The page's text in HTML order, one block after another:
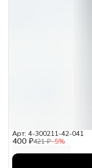
400 ₽421 ₽−5%
Арт: 4-300211-42-041